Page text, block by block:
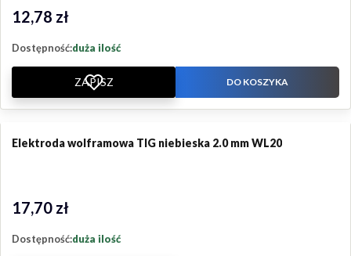
Cena
12,78 zł
Dostępność:duża ilość
ZAPISZ DO KOSZYKA
Elektroda wolframowa TIG niebieska 2.0 mm WL20
Cena
17,70 zł
Dostępność:duża ilość